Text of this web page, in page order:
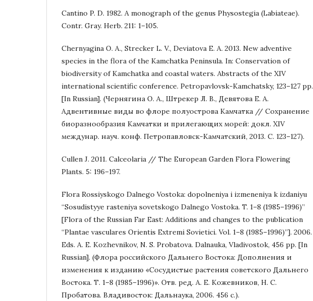
Cantino P. D. 1982. A monograph of the genus Physostegia (Labiateae).
Contr. Gray. Herb. 211: 1–105.
Chernyagina O. A., Strecker L. V., Deviatova E. A. 2013. New adventive
species in the flora of the Kamchatka Peninsula. In: Conservation of
biodiversity of Kamchatka and coastal waters. Abstracts of the ХIV
international scientific conference. Petropavlovsk-Kamchatsky, 123–127 pp.
[In Russian]. (Чернягина О. А., Штрекер Л. В., Девятова Е. А.
Адвентивные виды во флоре полуострова Камчатка // Сохранение
биоразнообразия Камчатки и прилегающих морей: докл. XIV
междунар. науч. конф. Петропавловск-Камчатский, 2013. С. 123–127).
Cullen J. 2011. Calceolaria // The European Garden Flora Flowering
Plants. 5: 196–197.
Flora Rossiyskogo Dalnego Vostoka: dopolneniya i izmeneniya k izdaniyu
“Sosudistyye rasteniya sovetskogo Dalnego Vostoka. T. 1–8 (1985–1996)”
[Flora of the Russian Far East: Additions and changes to the publication
“Plantae vasculares Orientis Extremi Sovietici. Vol. 1–8 (1985–1996)”]. 2006.
Eds. A. E. Kozhevnikov, N. S. Probatova. Dalnauka, Vladivostok, 456 pp. [In
Russian]. (Флора российского Дальнего Востока: Дополнения и
изменения к изданию «Сосудистые растения советского Дальнего
Востока. Т. 1–8 (1985–1996)». Отв. ред. А. Е. Кожевников, Н. С.
Пробатова. Владивосток: Дальнаука, 2006. 456 с.).